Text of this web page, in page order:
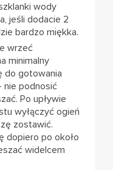
wody
jeśli dodacie 2
bardzo miękka.
wrzeć
minimalny
do gotowania
nie podnosić
Po upływie
wyłączyć ogień
zostawić.
dopiero po około
widelcem